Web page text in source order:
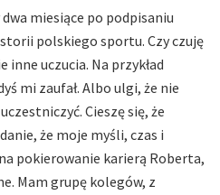
miesiące po podpisaniu
polskiego sportu. Czy czuję
inne uczucia. Na przykład
mi zaufał. Albo ulgi, że nie
Cieszę się, że
że moje myśli, czas i
pokierowanie karierą Roberta,
Mam grupę kolegów, z